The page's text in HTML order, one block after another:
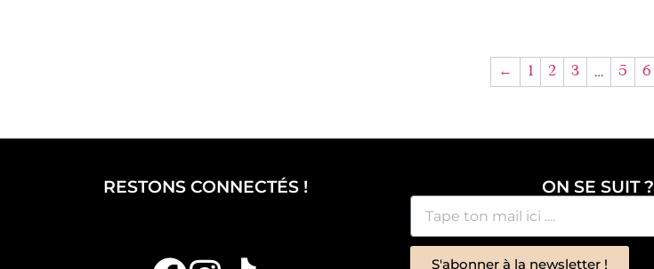
← 1 2 3 … 5 6
RESTONS CONNECTÉS ! ON SE SUIT ?
S'abonner à la newsletter !